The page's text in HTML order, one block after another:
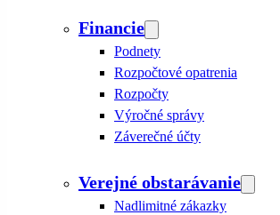
Financie
Podnety
Rozpočtové opatrenia
Rozpočty
Výročné správy
Záverečné účty
Verejné obstarávanie
Nadlimitné zákazky